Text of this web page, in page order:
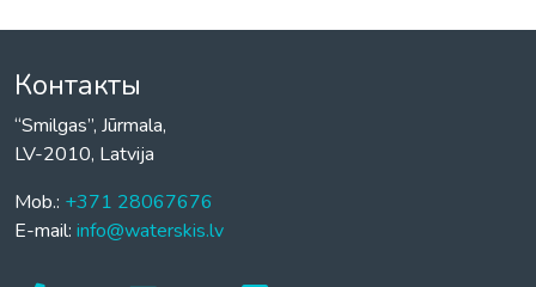
Контакты
“Smilgas”, Jūrmala,
LV-2010, Latvija
Mob.: +371 28067676
E-mail: info@waterskis.lv